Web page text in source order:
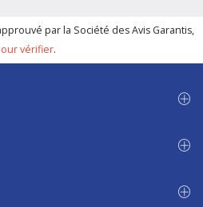
par la Société des Avis Garantis,
vérifier.